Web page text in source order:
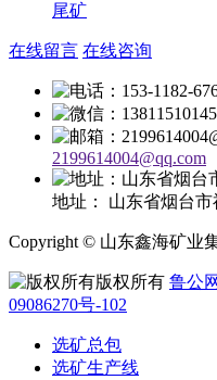
尾矿
在线留言 在线咨询
2199614004@qq.com
地址： 山东省烟台
Copyright © 山东鑫海矿业
版权所有 鲁公
09086270号-102
选矿总包
选矿生产线